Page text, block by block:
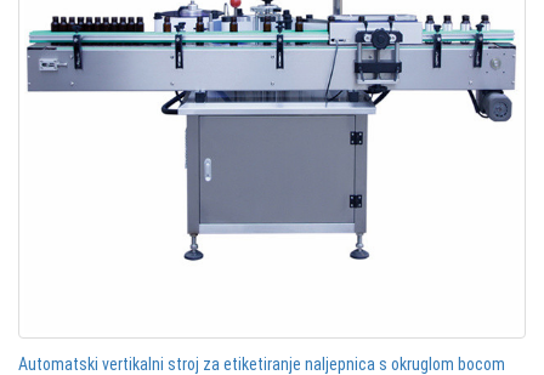
Automatski vertikalni stroj za etiketiranje naljepnica s okruglom bocom